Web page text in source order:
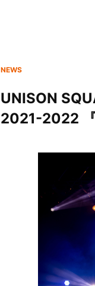
NEWS
UNISON
2021-2022